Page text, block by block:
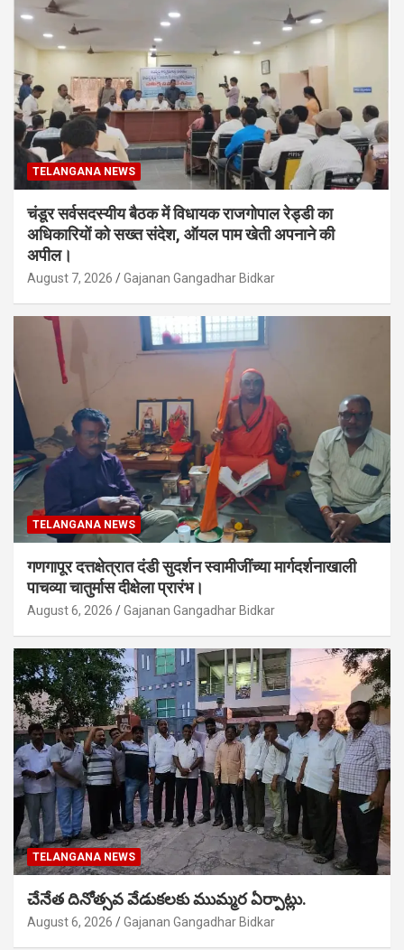
TELANGANA NEWS
चंडूर सर्वसदस्यीय बैठक में विधायक राजगोपाल रेड्डी का
अधिकारियों को सख्त संदेश, ऑयल पाम खेती अपनाने की
अपील।
August 7, 2026 Gajanan Gangadhar Bidkar
TELANGANA NEWS
गणगापूर दत्तक्षेत्रात दंडी सुदर्शन स्वामीजींच्या मार्गदर्शनाखाली
पाचव्या चातुर्मास दीक्षेला प्रारंभ।
August 6, 2026 Gajanan Gangadhar Bidkar
TELANGANA NEWS
చేనేత దినోత్సవ వేడుకలకు ముమ్మర ఏర్పాట్లు.
August 6, 2026 Gajanan Gangadhar Bidkar